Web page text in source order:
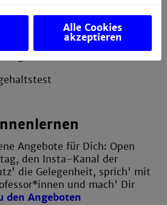
im ersten Job
EUR. Ingenieurinnen und
liegen 2022 im
Angebote für Dich: Open
den Insta-Kanal der
die Gelegenheit, sprich' mit
und mach' Dir
den Angeboten
Alle Cookies
akzeptieren